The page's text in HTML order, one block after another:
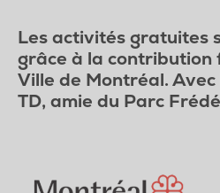
Les activités gratuites
grâce à la contribution
Ville de Montréal.
TD, amie du Parc